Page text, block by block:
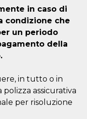
in caso di
condizione che
un periodo
della
in tutto o in
assicurativa
per risoluzione